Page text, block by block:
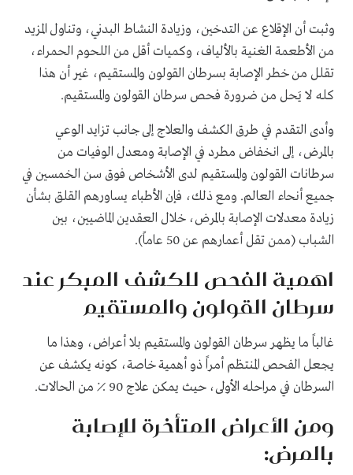
وثبت أن الإقلاع عن التدخين، وزيادة النشاط البدني، وتناول المزيد
من الأطعمة الغنية بالألياف، وكميات أقل من اللحوم الحمراء،
تقلل من خطر الإصابة بسرطان القولون والمستقيم، غير أن هذا
كله لا يَحل من ضرورة فحص سرطان القولون والمستقيم.
وأدى التقدم في طرق الكشف والعلاج إلى جانب تزايد الوعي
بالمرض، إلى انخفاض مطرد في الإصابة ومعدل الوفيات من
سرطانات القولون والمستقيم لدى الأشخاص فوق سن الخمسين في
جميع أنحاء العالم. ومع ذلك، فإن الأطباء يساورهم القلق بشأن
زيادة معدلات الإصابة بالمرض، خلال العقدين الماضيين، بين
الشباب (ممن تقل أعمارهم عن 50 عاماً).
اهمية الفحص للكشف المبكر عند
سرطان القولون والمستقيم
غالباً ما يظهر سرطان القولون والمستقيم بلا أعراض، وهذا ما
يجعل الفحص المنتظم أمراً ذو أهمية خاصة، كونه يكشف عن
السرطان في مراحله الأولى، حيث يمكن علاج 90 ٪ من الحالات.
ومن الأعراض المتأخرة للإصابة
بالمرض: